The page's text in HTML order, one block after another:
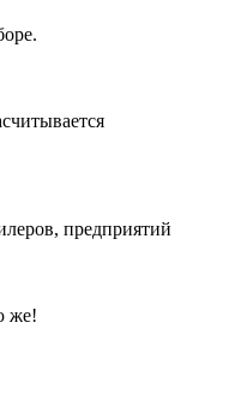
предприятий
же!